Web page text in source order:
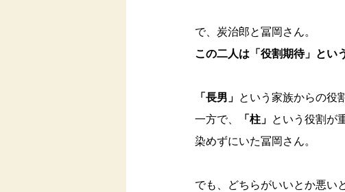
で、炭治郎と冨岡さん。
この二人は「役割期待」とい
「長男」 という家族からの役
一方で、
「柱」 という役割が
染めずにいた冨岡さん。
でも、どちらがいいとか悪い